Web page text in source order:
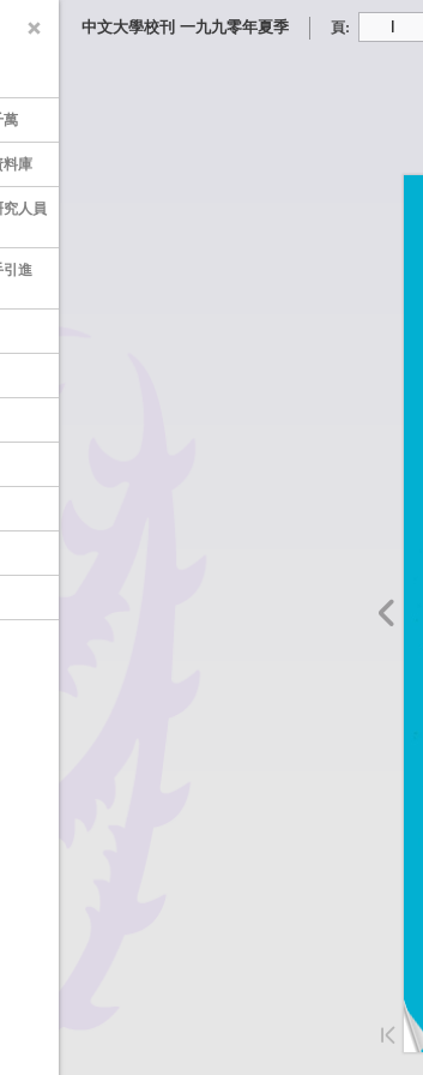
中文大學校刊 一九九零年夏季 頁:
萬
庫
人員
進